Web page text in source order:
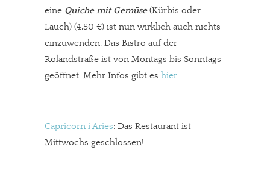
eine Quiche mit Gemüse(Kürbis oder
Lauch) (4,50 €) ist nun wirklich auch nichts
einzuwenden. Das Bistro auf der
Rolandstraße ist von Montags bis Sonntags
geöffnet. Mehr Infos gibt es hier.
Capricorn i Aries: Das Restaurant ist
Mittwochs geschlossen!